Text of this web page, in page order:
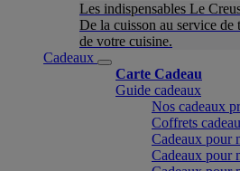
Les indispensables Le
De la cuisson au service de
de votre cuisine.
Cadeaux
Carte Cadeau
Guide cadeaux
Nos cadeaux
Coffrets
Cadeaux pour
Cadeaux pour